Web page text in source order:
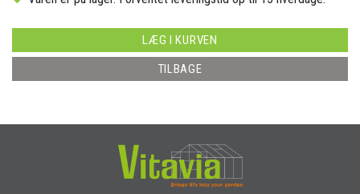
LÆG I KURVEN
TILBAGE